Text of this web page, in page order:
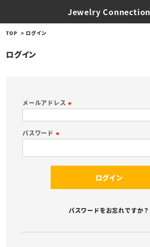
Jewelry Connection
TOP ログイン
ログイン
メールアドレス
須
パスワード
ログイン
パスワードをお忘れですか？